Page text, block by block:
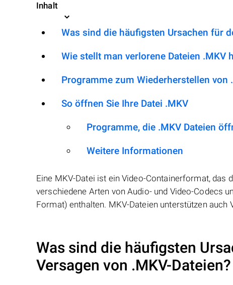
Inhalt
Was sind die häufigsten Ursachen für
Wie stellt man verlorene Dateien .MKV
Programme zum Wiederherstellen von
So öffnen Sie Ihre Datei .MKV
Programme, die .MKV Dateien
Weitere Informationen
Eine MKV-Datei ist ein Video-Containerformat, das
verschiedene Arten von Audio- und Video-Codecs
Format) enthalten. MKV-Dateien unterstützen auch
Was sind die häufigsten
Versagen von .MKV-Dateien?